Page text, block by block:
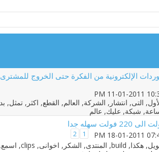
الإلكترونية من الفكرة حتى الخروج للمشترى
1
2